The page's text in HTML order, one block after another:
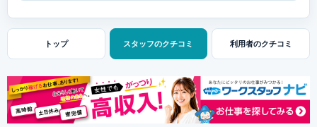
トップ スタッフのクチコミ 利用者のクチコミ